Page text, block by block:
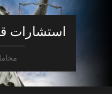
استشارات